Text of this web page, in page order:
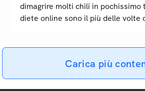
dimagrire molti chili in pochissimo
diete online sono il più delle volte
Carica più